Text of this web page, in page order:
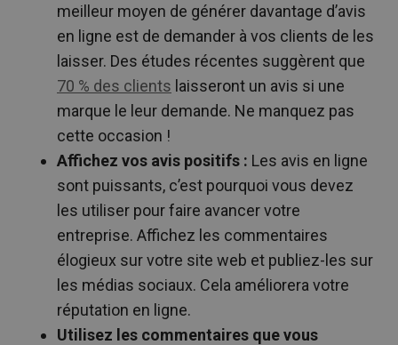
meilleur moyen de générer davantage d’avis
en ligne est de demander à vos clients de les
laisser. Des études récentes suggèrent que
70 % des clients laisseront un avis si une
marque le leur demande. Ne manquez pas
cette occasion !
Affichez vos avis positifs : Les avis en ligne
sont puissants, c’est pourquoi vous devez
les utiliser pour faire avancer votre
entreprise. Affichez les commentaires
élogieux sur votre site web et publiez-les sur
les médias sociaux. Cela améliorera votre
réputation en ligne.
Utilisez les commentaires que vous